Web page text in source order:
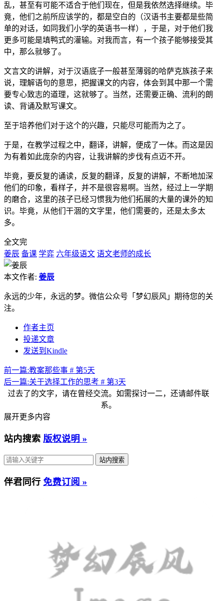
乱，甚至有可能不适合于他们现在，但是我依然选择继续。毕
竟，他们之前所应该学的，都是空白的（汉语书主要都是些简
单的对话，如同我们小学的英语书一样），于是，对于他们我
更多可能是填鸭式的灌输。对我而言，有一个孩子能够接受其
中，那么就够了。
文言文的讲解，对于汉语底子一般甚至薄弱的哈萨克族孩子来
说，理解语句的意思，把握课文的内容，体会到其中那一个需
要专心致志的道理，这就够了。当然，还需要正确、流利的朗
读、背诵及默写课文。
至于培养他们对于这个的兴趣，只能尽可能而为之了。
于是，在教学过程之中，翻译，讲解，便成了一体。而这是因
为有着如此庞杂的内容，让我讲解的步伐有点迈不开。
毕竟，要反复的诵读，反复的翻译，反复的讲解，不断地加深
他们的印象，看样子，并不是很容易啊。当然，经过上一学期
的磨合，这里的孩子已经习惯我为他们拓展的大量的课外的知
识。毕竟，从他们干涸的文字里，他们需要的，还是太多太
多。
全文完
姜辰 备课 学弈 六年级语文 语文老师的成长
本文作者: 姜辰
永远的少年，永远的梦。微信公众号「梦幻辰风」期待您的关
注。
作者主页
投递文章
发送到Kindle
前一篇:教案那些事 # 第5天
后一篇:关于选择工作的思考 # 第3天
过去了的文字，请在曾经交流。如需探讨一二，还请邮件联
系。
展开更多内容
站内搜索 版权说明 »
伴君同行 免费订阅 »